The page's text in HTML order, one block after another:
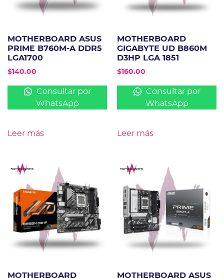
MOTHERBOARD ASUS
PRIME B760M-A DDR5
LGA1700
$140.00
Consultar por
WhatsApp
Leer más
MOTHERBOARD
GIGABYTE UD B860M
D3HP LGA 1851
$160.00
Consultar por
WhatsApp
Leer más
MOTHERBOARD MOTHERBOARD ASUS